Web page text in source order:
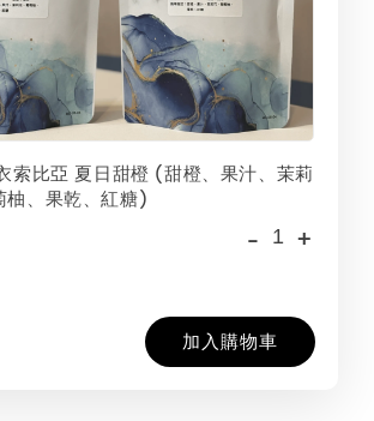
索比亞 夏日甜橙 (甜橙、果汁、茉莉
柚、果乾、紅糖)
- +
加入購物車